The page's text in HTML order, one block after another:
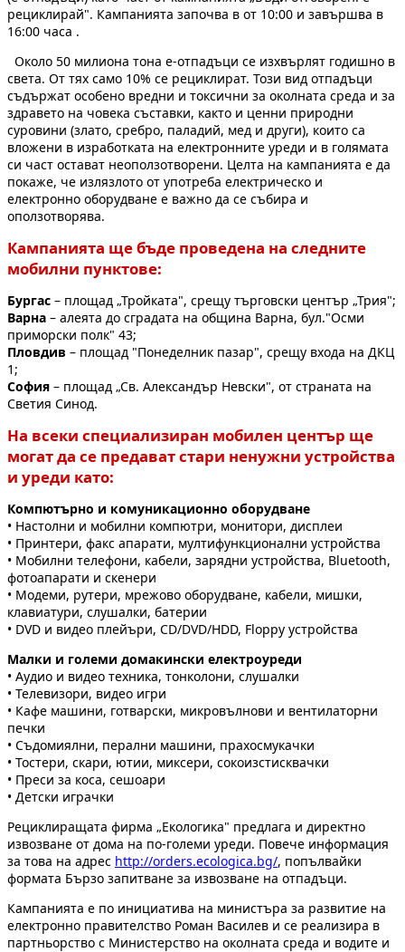
рециклирай". Кампанията започва в от 10:00 и завършва в
16:00 часа .
Около 50 милиона тона е-отпадъци се изхвърлят годишно в
света. От тях само 10% се рециклират. Този вид отпадъци
съдържат особено вредни и токсични за околната среда и за
здравето на човека съставки, както и ценни природни
суровини (злато, сребро, паладий, мед и други), които са
вложени в изработката на електронните уреди и в голямата
си част остават неоползотворени. Целта на кампанията е да
покаже, че излязлото от употреба електрическо и
електронно оборудване е важно да се събира и
оползотворява.
Кампанията ще бъде проведена на следните
мобилни пунктове:
Бургас – площад „Тройката", срещу търговски център „Трия";
Варна – алеята до сградата на община Варна, бул."Осми
приморски полк" 43;
Пловдив – площад "Понеделник пазар", срещу входа на ДКЦ
1;
София – площад „Св. Александър Невски", от страната на
Светия Синод.
На всеки специализиран мобилен център ще
могат да се предават стари ненужни устройства
и уреди като:
Компютърно и комуникационно оборудване
• Настолни и мобилни компютри, монитори, дисплеи
• Принтери, факс апарати, мултифункционални устройства
• Мобилни телефони, кабели, зарядни устройства, Bluetooth,
фотоапарати и скенери
• Модеми, рутери, мрежово оборудване, кабели, мишки,
клавиатури, слушалки, батерии
• DVD и видео плейъри, CD/DVD/HDD, Floppy устройства
Малки и големи домакински електроуреди
• Аудио и видео техника, тонколони, слушалки
• Телевизори, видео игри
• Кафе машини, готварски, микровълнови и вентилаторни
печки
• Съдомиялни, перални машини, прахосмукачки
• Тостери, скари, ютии, миксери, сокоизстисквачки
• Преси за коса, сешоари
• Детски играчки
Рециклиращата фирма „Екологика" предлага и директно
извозване от дома на по-големи уреди. Повече информация
за това на адрес http://orders.ecologica.bg/, попълвайки
формата Бързо запитване за извозване на отпадъци.
Кампанията е по инициатива на министъра за развитие на
електронно правителство Роман Василев и се реализира в
партньорство с Министерство на околната среда и водите и